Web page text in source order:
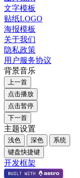
文字模板
贴纸LOGO
海报模板
关于我们
隐私政策
用户服务协议
背景音乐
上一首
点击播放
点击暂停
下一首
主题设置
浅色 深色
系统
键盘快捷键
开发框架